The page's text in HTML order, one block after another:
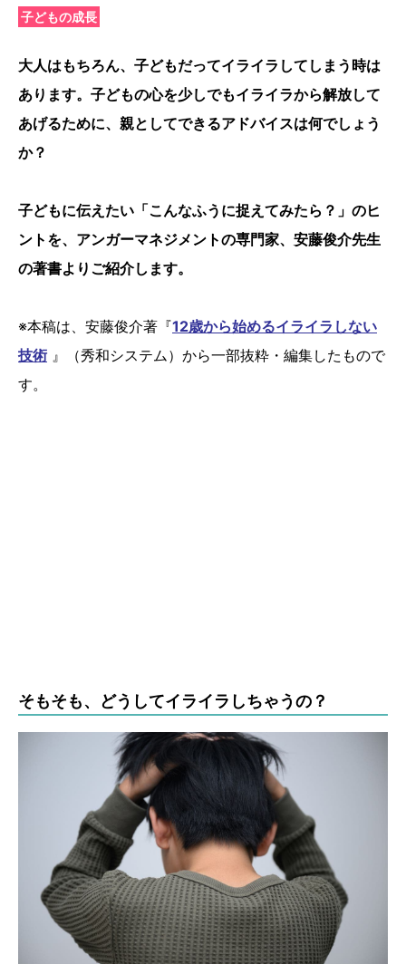
子どもの成長
大人はもちろん、子どもだってイライラしてしまう時は
あります。子どもの心を少しでもイライラから解放して
あげるために、親としてできるアドバイスは何でしょう
か？
子どもに伝えたい「こんなふうに捉えてみたら？」のヒ
ントを、アンガーマネジメントの専門家、安藤俊介先生
の著書よりご紹介します。
※本稿は、安藤俊介著『12歳から始めるイライラしない
技術 』（秀和システム）から一部抜粋・編集したもので
す。
そもそも、どうしてイライラしちゃうの？